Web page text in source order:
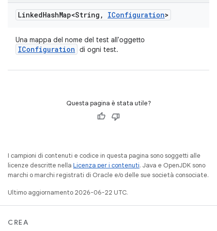
LinkedHashMap<String , IConfiguration>
Una mappa del nome del test all'oggetto
IConfiguration di ogni test.
Questa pagina è stata utile?
I campioni di contenuti e codice in questa pagina sono soggetti alle
licenze descritte nella Licenza per i contenuti. Java e OpenJDK sono
marchi o marchi registrati di Oracle e/o delle sue società consociate.
Ultimo aggiornamento 2026-06-22 UTC.
CREA